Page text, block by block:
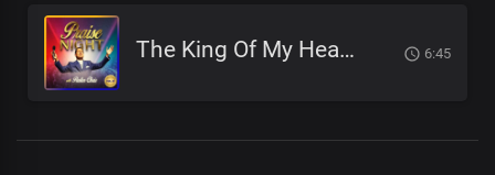
The King Of My Heart 6:45